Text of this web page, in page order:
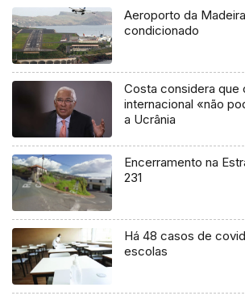
Aeroporto da
condicionado
Costa considera que
internacional «não
a Ucrânia
Encerramento na
231
Há 48 casos de
escolas